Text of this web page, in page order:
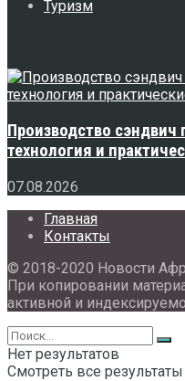
Туризм
Производство
технология и
07.08.2026
Главная
Контакты
© 2018-2020 Новости
При копировании
активной и
Нет результатов
Смотреть все результаты